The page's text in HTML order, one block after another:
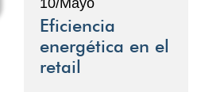
10/Mayo
Eficiencia
energética en el
retail